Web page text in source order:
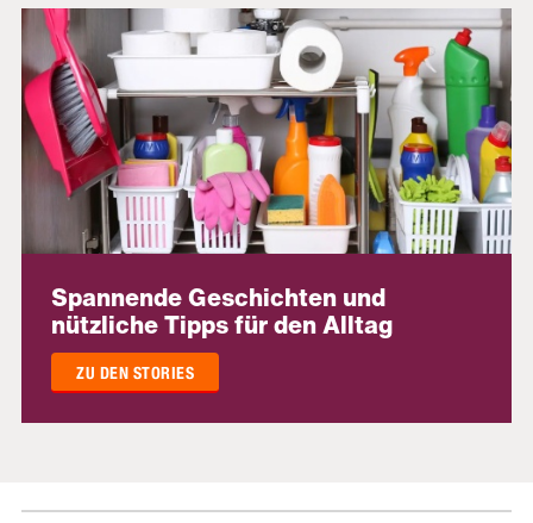
Spannende Geschichten und
nützliche Tipps für den Alltag
ZU DEN STORIES